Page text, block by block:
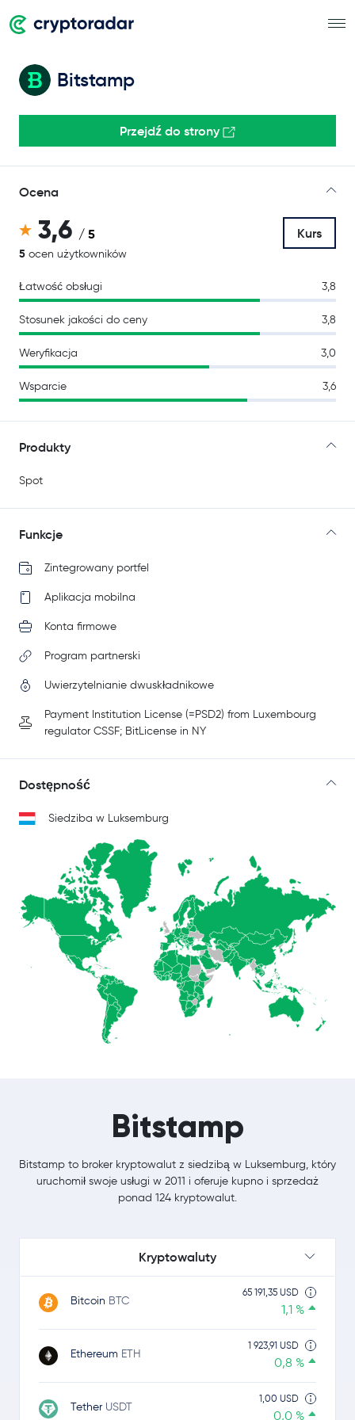
Bitstamp
Przejdź do strony
Ocena
3,6 / 5
5 ocen użytkowników
Kurs
Łatwość obsługi 3,8
Stosunek jakości do ceny 3,8
Weryfikacja 3,0
Wsparcie 3,6
Produkty
Spot
Funkcje
Zintegrowany portfel
Aplikacja mobilna
Konta firmowe
Program partnerski
Uwierzytelnianie dwuskładnikowe
Payment Institution License (=PSD2) from Luxembourg
regulator CSSF; BitLicense in NY
Dostępność
Siedziba w Luksemburg
Bitstamp
Bitstamp to broker kryptowalut z siedzibą w Luksemburg, który
uruchomił swoje usługi w 2011 i oferuje kupno i sprzedaż
ponad 124 kryptowalut.
Kryptowaluty
Bitcoin BTC
1,1 %
65 191,35 USD
Ethereum ETH
0,8 %
1 923,91 USD
Tether USDT
0,0 %
1,00 USD